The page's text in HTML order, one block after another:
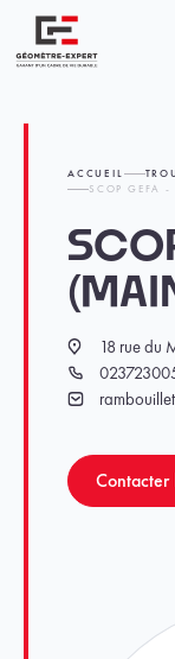
ACCUEIL
SCOP GEFA
Localisation
18 rue du
Téléphone
Email
Panneau de gestion des